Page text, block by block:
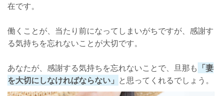
在です。
働くことが、当たり前になってしまいがちですが、感謝す
る気持ちを忘れないことが大切です。
あなたが、感謝する気持ちを忘れないことで、旦那も 「妻
を大切にしなければならない」 と思ってくれるでしょう。